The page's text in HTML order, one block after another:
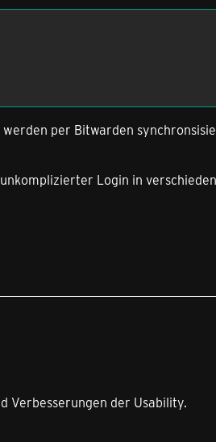
per Bitwarden
Login in
Verbesserungen der Usability.